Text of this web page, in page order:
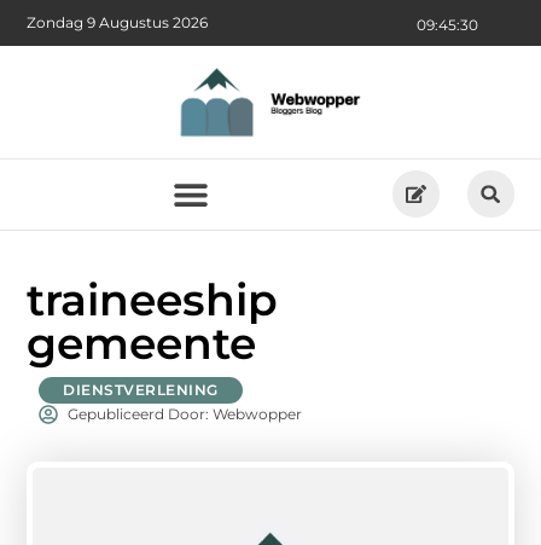
09:45:31
Zondag 9 Augustus 2026
traineeship
gemeente
DIENSTVERLENING
Gepubliceerd Door: Webwopper